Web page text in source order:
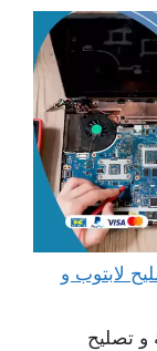
الصليبية 65511033 تصليح لابتوب و
و تصليح